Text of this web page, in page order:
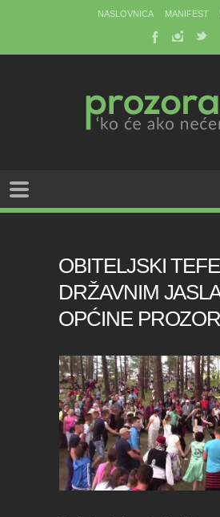
NASLOVNICA MANIFEST
OBITELJSKI
DRŽAVNIM
OPĆINE